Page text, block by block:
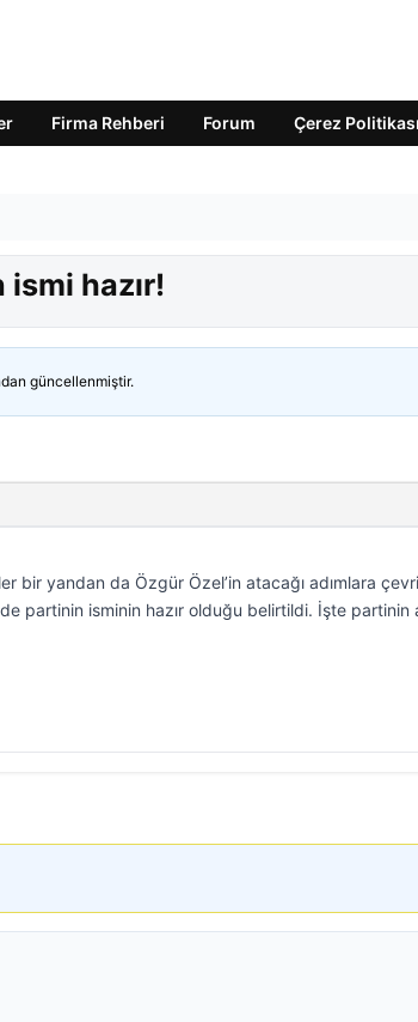
Firma Rehberi Forum Çerez Politikası
hazır!
güncellenmiştir.
bir yandan da Özgür Özel’in atacağı adımlara
partinin isminin hazır olduğu belirtildi. İşte partinin